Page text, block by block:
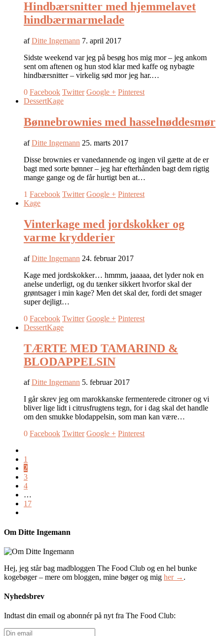
Hindbærsnitter med hjemmelavet
hindbærmarmelade
afDitte Ingemann 7. april 2017
Sidste weekend var jeg på besøg hos mig mor – jeg ankom
sent om aftenen og hun stod klar med kaffe og nybagte
hindbærsnitter – virkelig sød mor jeg har.…
0 Facebook Twitter Google + Pinterest
DessertKage
Bønnebrownies med hasselnøddesmør
afDitte Ingemann 25. marts 2017
Disse brownies er vanedannende og ingen vil gætte at de er
bagt med sorte bønner – jeg har efterhånden bagt dem rigtig
mange gange og de får hurtigt ben at…
1 Facebook Twitter Google + Pinterest
Kage
Vinterkage med jordskokker og
varme krydderier
afDitte Ingemann 24. februar 2017
Kage med jordskokker… hmmm, jaaaaa, det lyder nok en
anelse underligt, og du tænker sikkert hvorfor skal der
grøntsager i min kage? Men det skal der, fordi det smager
super dejligt…
0 Facebook Twitter Google + Pinterest
DessertKage
TÆRTE MED TAMARIND &
BLODAPPELSIN
afDitte Ingemann 5. februar 2017
I går skrev jeg om marokkanske fermenterede citroner og vi
bliver lige lidt i citrusfrugtens tegn, for i dag skal det handle
om den smukke blodappelsin, som man kan være…
0 Facebook Twitter Google + Pinterest
1
2
3
4
…
17
Om Ditte Ingemann
Hej, jeg står bag madbloggen The Food Club og en hel bunke
kogebøger – mere om bloggen, mine bøger og mig her → .
Nyhedsbrev
Indtast din email og abonnér på nyt fra The Food Club:
Din